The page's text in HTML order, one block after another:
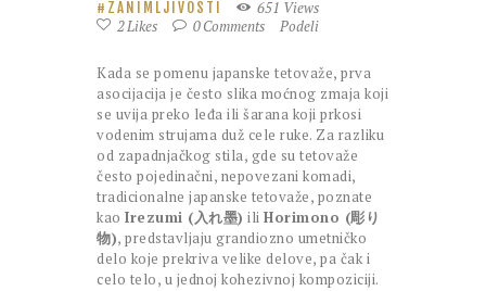
ZANIMLJIVOSTI
651 Views
2Likes 0Comments Podeli
Kada se pomenu japanske tetovaže, prva
asocijacija je često slika moćnog zmaja koji
se uvija preko leđa ili šarana koji prkosi
vodenim strujama duž cele ruke. Za razliku
od zapadnjačkog stila, gde su tetovaže
često pojedinačni, nepovezani komadi,
tradicionalne japanske tetovaže, poznate
kao Irezumi (入れ墨) ili Horimono (彫り
物), predstavljaju grandiozno umetničko
delo koje prekriva velike delove, pa čak i
celo telo, u jednoj kohezivnoj kompoziciji.